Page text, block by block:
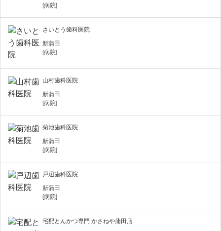
[病院]
さいとう歯科医院
新蒲田
[病院]
山村歯科医院
新蒲田
[病院]
菊池歯科医院
新蒲田
[病院]
戸辺歯科医院
新蒲田
[病院]
宅配とんかつ専門 かさねや蒲田店